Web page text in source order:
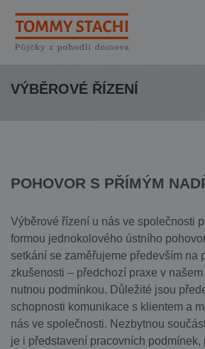
VÝBĚROVÉ ŘÍZENÍ
POHOVOR S PŘÍMÝM
Výběrové řízení u nás ve společnosti
formou jednokolového ústního
setkání se zaměřujeme především na
zkušenosti – předchozí praxe v
nutnou podmínkou. Důležité jsou
schopnosti komunikace s klientem a
nás ve společnosti. Nezbytnou
je i představení pracovních podmínek,